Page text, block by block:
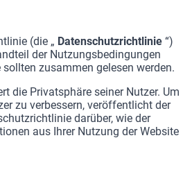
(die „ Datenschutzrichtlinie “)
der Nutzungsbedingungen
zusammen gelesen werden.
die Privatsphäre seiner Nutzer. Um
zu verbessern, veröffentlicht der
darüber, wie der
aus Ihrer Nutzung der Website